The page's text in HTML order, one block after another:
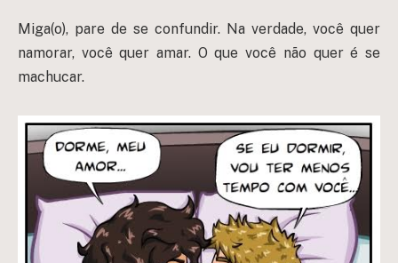
Miga(o), pare de se confundir. Na verdade, você quer
namorar, você quer amar. O que você não quer é se
machucar.